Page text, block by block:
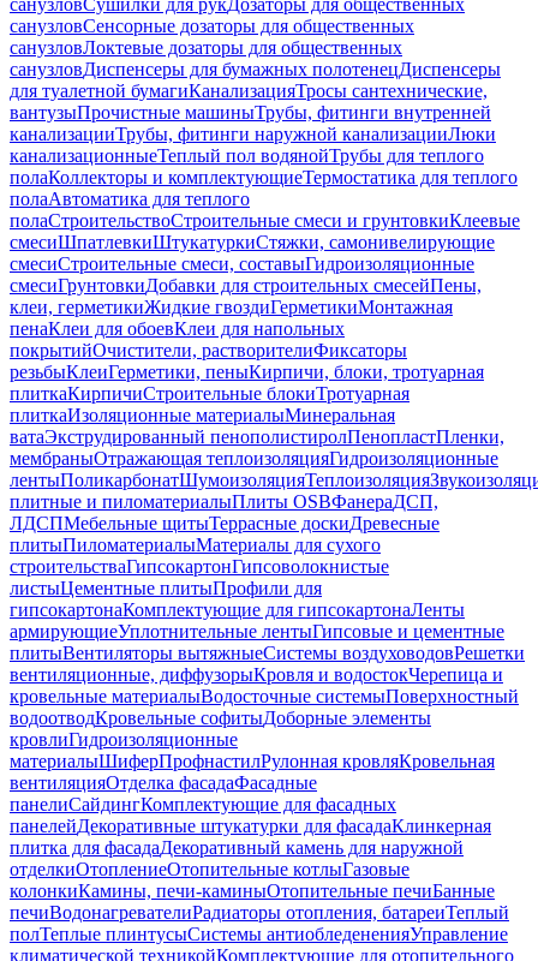
санузловСушилки для рукДозаторы для общественных
санузловСенсорные дозаторы для общественных
санузловЛоктевые дозаторы для общественных
санузловДиспенсеры для бумажных полотенецДиспенсеры
для туалетной бумагиКанализацияТросы сантехнические,
вантузыПрочистные машиныТрубы, фитинги внутренней
канализацииТрубы, фитинги наружной канализацииЛюки
канализационныеТеплый пол водянойТрубы для теплого
полаКоллекторы и комплектующиеТермостатика для теплого
полаАвтоматика для теплого
полаСтроительствоСтроительные смеси и грунтовкиКлеевые
смесиШпатлевкиШтукатуркиСтяжки, самонивелирующие
смесиСтроительные смеси, составыГидроизоляционные
смесиГрунтовкиДобавки для строительных смесейПены,
клеи, герметикиЖидкие гвоздиГерметикиМонтажная
пенаКлеи для обоевКлеи для напольных
покрытийОчистители, растворителиФиксаторы
резьбыКлеиГерметики, пеныКирпичи, блоки, тротуарная
плиткаКирпичиСтроительные блокиТротуарная
плиткаИзоляционные материалыМинеральная
ватаЭкструдированный пенополистиролПенопластПленки,
мембраныОтражающая теплоизоляцияГидроизоляционные
лентыПоликарбонатШумоизоляцияТеплоизоляция
плитные и пиломатериалыПлиты OSBФанераДСП,
ЛДСПМебельные щитыТеррасные доскиДревесные
плитыПиломатериалыМатериалы для сухого
строительстваГипсокартонГипсоволокнистые
листыЦементные плитыПрофили для
гипсокартонаКомплектующие для гипсокартонаЛенты
армирующиеУплотнительные лентыГипсовые и цементные
плитыВентиляторы вытяжныеСистемы воздуховодовРешетки
вентиляционные, диффузорыКровля и водостокЧерепица и
кровельные материалыВодосточные системыПоверхностный
водоотводКровельные софитыДоборные элементы
кровлиГидроизоляционные
материалыШиферПрофнастилРулонная кровляКровельная
вентиляцияОтделка фасадаФасадные
панелиСайдингКомплектующие для фасадных
панелейДекоративные штукатурки для фасадаКлинкерная
плитка для фасадаДекоративный камень для наружной
отделкиОтоплениеОтопительные котлыГазовые
колонкиКамины, печи-каминыОтопительные печиБанные
печиВодонагревателиРадиаторы отопления, батареиТеплый
полТеплые плинтусыСистемы антиобледененияУправление
климатической техникойКомплектующие для отопительного